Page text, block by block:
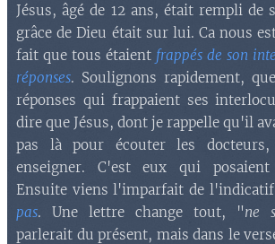
Jésus, âgé de 12 ans, était rempli de
grâce de Dieu était sur lui. Ca nous
fait que tous étaient frappés de son
réponses. Soulignons rapidement,
réponses qui frappaient ses
dire que Jésus, dont je rappelle qu'il
pas là pour écouter les
enseigner. C'est eux qui posaient
Ensuite viens l'imparfait de
pas. Une lettre change tout, "ne
parlerait du présent, mais dans le